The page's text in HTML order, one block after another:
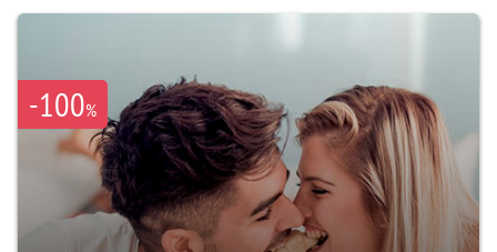
-100%